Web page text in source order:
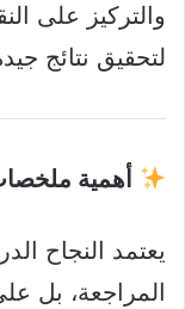
والتركيز على
لتحقيق نتائج
أهمية
يعتمد النجاح
المراجعة، بل